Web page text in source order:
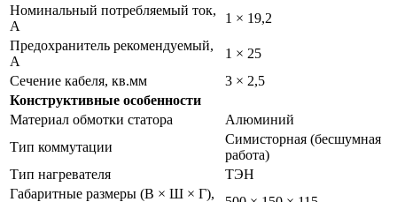
Номинальный потребляемый ток,
А
1 × 19,2
Предохранитель рекомендуемый,
А
1 × 25
Сечение кабеля, кв.мм
3 × 2,5
Конструктивные особенности
Материал обмотки статора
Алюминий
Тип коммутации
Симисторная (бесшумная
работа)
Тип нагревателя
ТЭН
Габаритные размеры (В × Ш × Г),